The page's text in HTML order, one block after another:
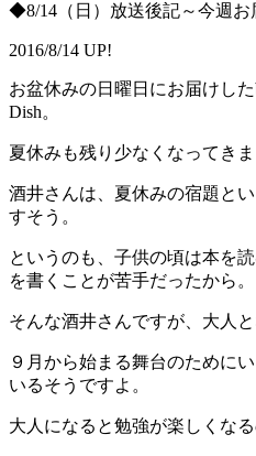
◆8/14（日）放送後記～今週お
2016/8/14 UP!
お盆休みの日曜日にお届けし
Dish。
夏休みも残り少なくなってきま
酒井さんは、夏休みの宿題と
すそう。
というのも、子供の頃は本を
を書くことが苦手だったから。
そんな酒井さんですが、大人
９月から始まる舞台のために
いるそうですよ。
大人になると勉強が楽しくな